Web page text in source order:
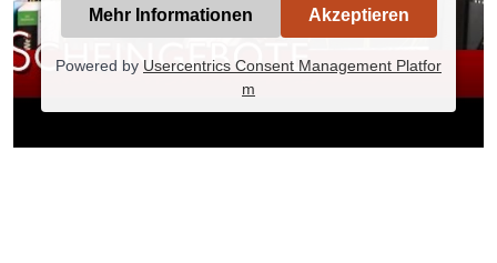
Mehr Informationen Akzeptieren
Powered by Usercentrics Consent Management Platfor
m